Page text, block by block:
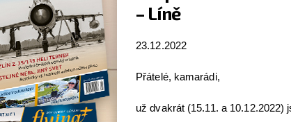
– Líně
23.12.2022
Přátelé, kamarádi,
už dvakrát (15.11. a